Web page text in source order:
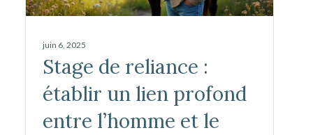
juin 6, 2025
Stage de reliance :
établir un lien profond
entre l’homme et le